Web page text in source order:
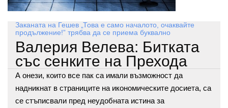
Заканата на Гешев „Това е само началото, очаквайте
продължение!” трябва да се приема буквално
Валерия Велева: Битката
със сенките на Прехода
А онези, които все пак са имали възможност да
надникнат в страниците на икономическите досиета, са
се стъписвали пред неудобната истина за